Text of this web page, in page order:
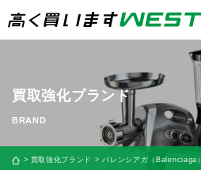
まずはお気軽にお
査定をご依頼くだ
買取専用ダ
0120-
9:00〜18:30(年
24時間365日受付
買取強化ブランド
買取強化ブランド バレンシアガ（Balenciaga）